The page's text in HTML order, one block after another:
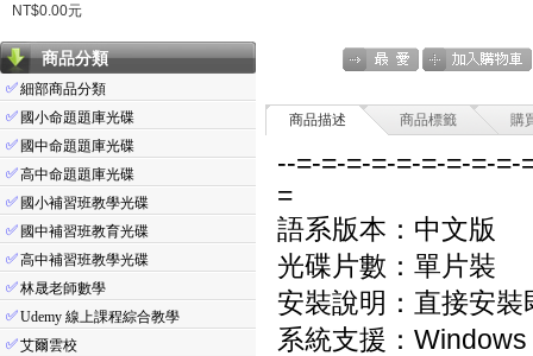
NT$0.00元
商品分類
✅細部商品分類
✅ 國小命題題庫光碟
✅ 國中命題題庫光碟
✅高中命題題庫光碟
✅ 國小補習班教學光碟
✅ 國中補習班教育光碟
✅高中補習班教學光碟
✅林晟老師數學
✅Udemy 線上課程綜合教學
✅艾爾雲校
商品描述 商品標籤 購
--=-=-=-=-=-=-=-=-=-
=
語系版本：中文版
光碟片數：單片裝
安裝說明：直接安裝
系統支援：